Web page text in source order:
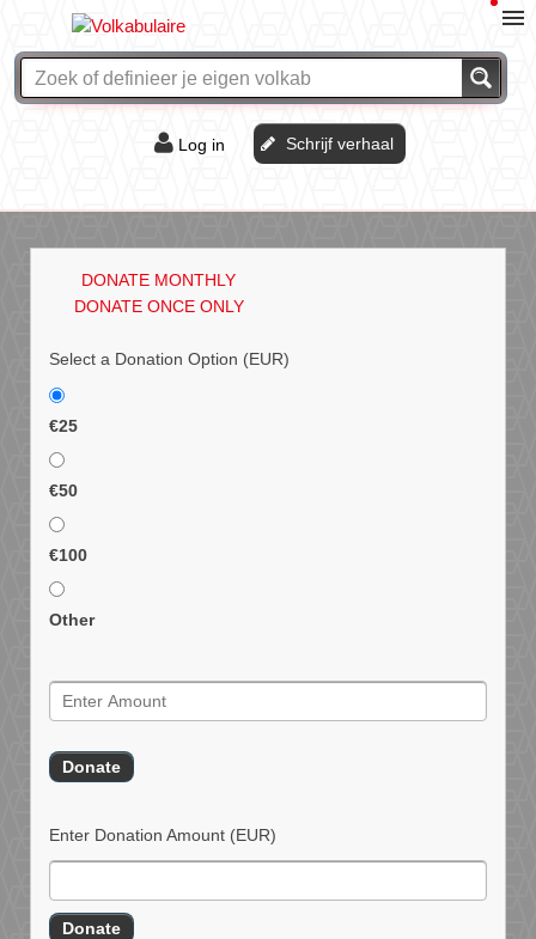
Log in Schrijf verhaal
DONATE MONTHLY
DONATE ONCE ONLY
Select a Donation Option (EUR)
€25
€50
€100
Other
Enter Donation Amount (EUR)